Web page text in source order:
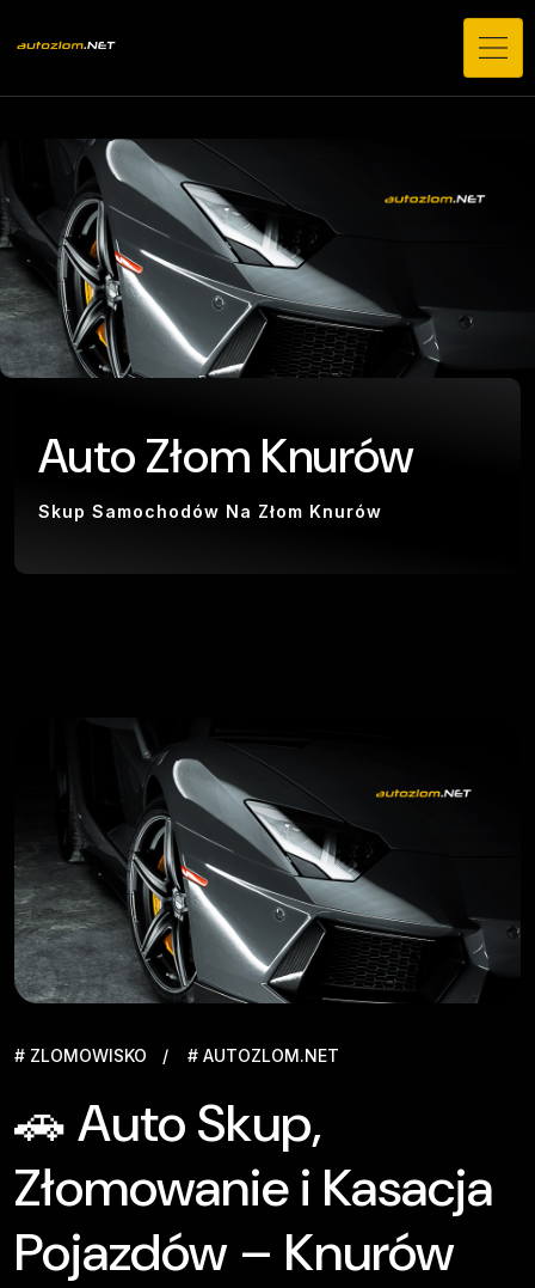
Auto Złom Knurów
Skup Samochodów Na Złom Knurów
# ZLOMOWISKO # AUTOZLOM.NET
🚗 Auto Skup,
Złomowanie i Kasacja
Pojazdów – Knurów